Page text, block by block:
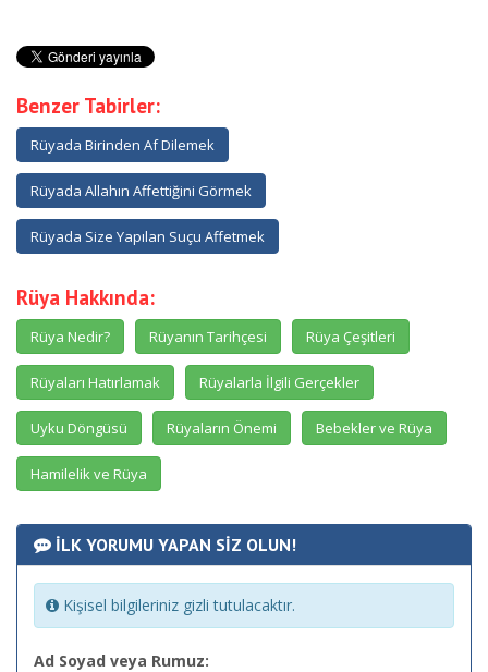
Benzer Tabirler:
Rüyada Birinden Af Dilemek
Rüyada Allahın Affettiğini Görmek
Rüyada Size Yapılan Suçu Affetmek
Rüya Hakkında:
Rüya Nedir? Rüyanın Tarihçesi Rüya Çeşitleri
Rüyaları Hatırlamak Rüyalarla İlgili Gerçekler
Uyku Döngüsü Rüyaların Önemi Bebekler ve Rüya
Hamilelik ve Rüya
İLK YORUMU YAPAN SİZ OLUN!
Kişisel bilgileriniz gizli tutulacaktır.
Ad Soyad veya Rumuz: